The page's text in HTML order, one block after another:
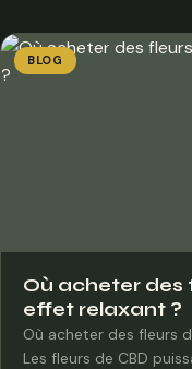
BLOG
Où acheter des
effet relaxant ?
Où acheter des fleurs
Les fleurs de CBD